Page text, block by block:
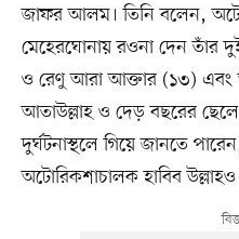
জাফর আলম। তিনি বলেন,
মেহেরঘোনায় রওনা দেন তাঁর
ও রেণু আরা আক্তার (১৩) এবং
আতাউল্লাহ ও দেড় বছরের
দুর্ঘটনাস্থলে গিয়ে জানতে
অটোরিকশাচালক হাবিব